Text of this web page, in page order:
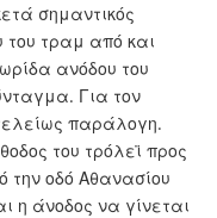
σημαντικός
του τραμ από και
ανόδου του
Για τον
παράλογη.
του τρόλεϊ προς
την οδό Αθανασίου
η άνοδος να γίνεται